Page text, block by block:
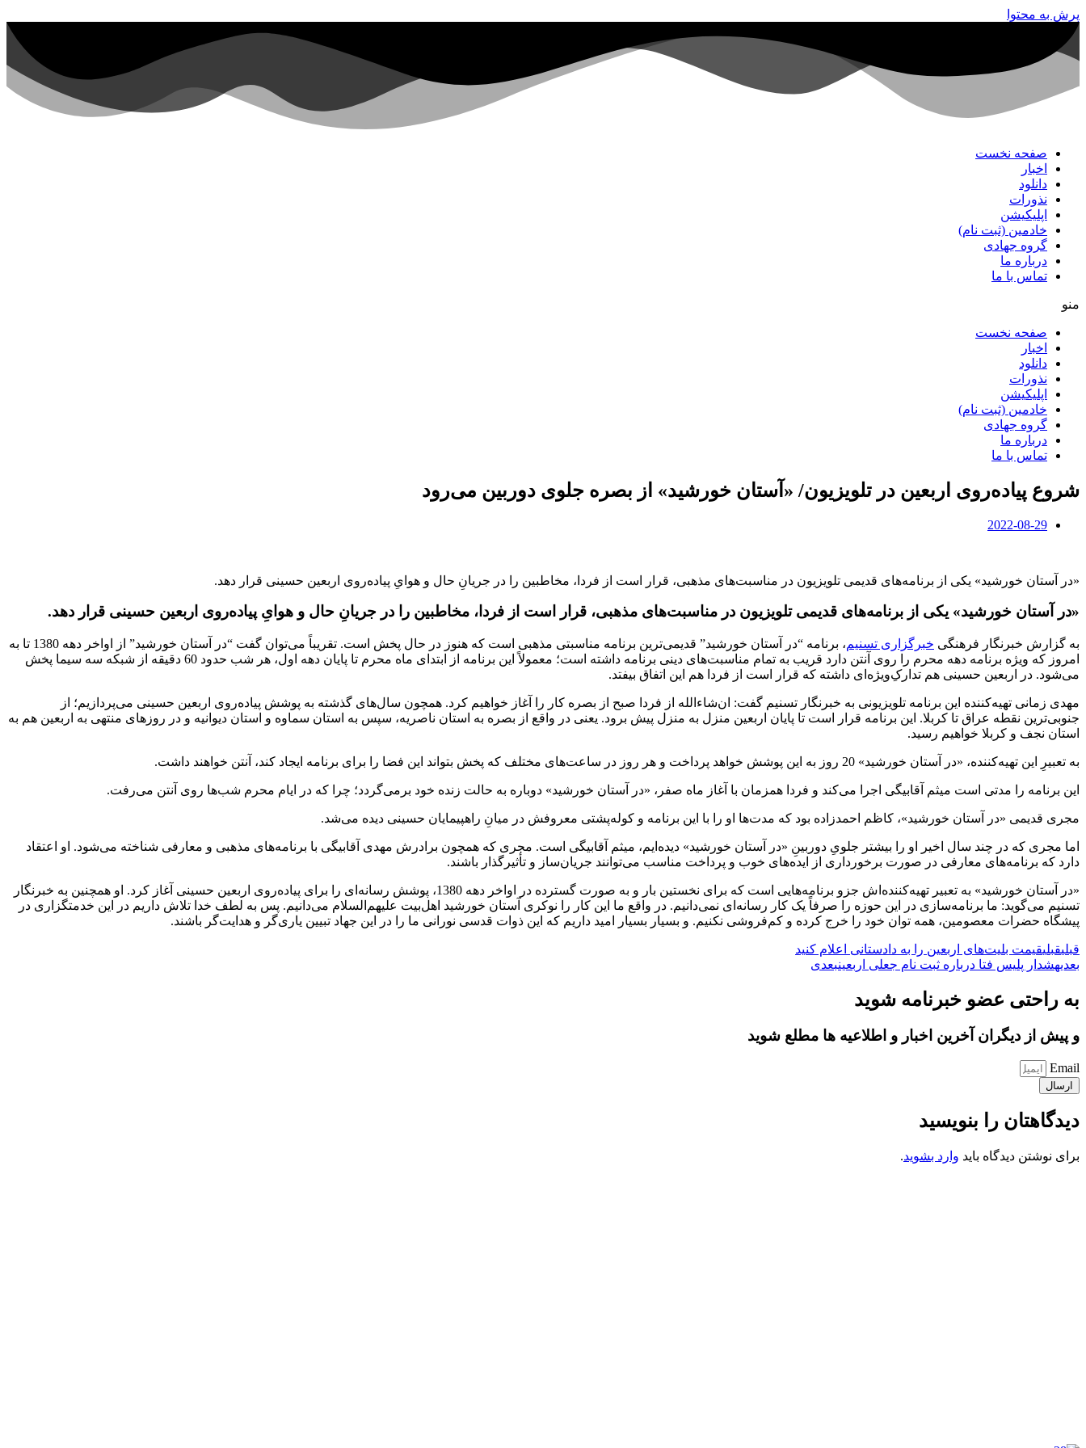
پرش به محتوا
صفحه نخست
اخبار
دانلود
نذورات
اپلیکیشن
خادمین (ثبت نام)
گروه جهادی
درباره ما
تماس با ما
منو
صفحه نخست
اخبار
دانلود
نذورات
اپلیکیشن
خادمین (ثبت نام)
گروه جهادی
درباره ما
تماس با ما
شروع پیاده‌روی اربعین در تلویزیون/ «آستان خورشید» از بصره جلوی دوربین می‌رود
2022-08-29
«در آستان خورشید» یکی از برنامه‌های قدیمی تلویزیون در مناسبت‌های مذهبی، قرار است از فردا، مخاطبین را در جریانِ حال و هوایِ پیاده‌روی اربعین حسینی قرار دهد.
«در آستان خورشید» یکی از برنامه‌های قدیمی تلویزیون در مناسبت‌های مذهبی، قرار است از فردا، مخاطبین را در جریانِ حال و هوایِ پیاده‌روی اربعین حسینی قرار دهد.
به گزارش خبرنگار فرهنگی خبرگزاری تسنیم
، برنامه “در آستان خورشید” قدیمی‌ترین برنامه مناسبتی مذهبی است که هنوز در حال پخش است. تقریباً می‌‌توان گفت “در آستان خورشید” از اواخر دهه 1380 تا به
امروز که ویژه برنامه دهه محرم را روی آنتن دارد قریب به تمام مناسبت‌های دینی برنامه داشته است؛ معمولاً این برنامه از ابتدای ماه محرم تا پایان دهه اول، هر شب حدود 60 دقیقه از شبکه سه سیما پخش
می‌شود. در اربعین حسینی هم تدارکِ‌ویژه‌ای داشته که قرار است از فردا هم این اتفاق بیفتد.
مهدی زمانی تهیه‌کننده این برنامه تلویزیونی به خبرنگار تسنیم گفت: ان‌شاءالله از فردا صبح از بصره کار را آغاز خواهیم کرد. همچون سال‌های گذشته به پوشش پیاده‌روی اربعین حسینی می‌پردازیم؛ از
جنوبی‌ترین نقطه عراق تا کربلا. این برنامه قرار است تا پایان اربعین منزل به منزل پیش برود. یعنی در واقع از بصره به استان ناصریه، سپس به استان سماوه و استان دیوانیه و در روزهای منتهی به اربعین هم به
استان نجف و کربلا خواهیم رسید.
به تعبیرِ این تهیه‌کننده، «در آستان خورشید» 20 روز به این پوشش خواهد پرداخت و هر روز در ساعت‌های مختلف که پخش بتواند این فضا را برای برنامه ایجاد کند، آنتن خواهند داشت.
این برنامه را مدتی است میثم آقابیگی اجرا می‌کند و فردا همزمان با آغاز ماه صفر، «در آستان خورشید» دوباره به حالت زنده خود برمی‌گردد؛ چرا که در ایام محرم شب‌ها روی آنتن می‌رفت.
مجری قدیمی «در آستان خورشید»، کاظم احمدزاده بود که مدت‌ها او را با این برنامه و کوله‌پشتی معروفش در میانِ راهپیمایان حسینی دیده می‌شد.
اما مجری که در چند سال اخیر او را بیشتر جلویِ دوربینِ «در آستان خورشید» دیده‌ایم، میثم آقابیگی است. مجری که همچون برادرش مهدی آقابیگی با برنامه‌های مذهبی و معارفی شناخته می‌شود. او اعتقاد
دارد که برنامه‌های معارفی در صورت برخورداری از ایده‌های خوب و پرداخت مناسب می‌توانند جریان‌ساز و تأثیرگذار باشند.
«در آستان خورشید» به تعبیر تهیه‌کننده‌اش جزو برنامه‌هایی است که برای نخستین بار و به صورت گسترده در اواخر دهه 1380، پوشش رسانه‌ای را برای پیاده‌روی اربعین حسینی آغاز کرد. او همچنین به خبرنگار
تسنیم می‌گوید: ما برنامه‌سازی در این حوزه را صرفاً یک کار رسانه‌ای نمی‌دانیم. در واقع ما این کار را نوکری آستان خورشید اهل‌بیت علیهم‌السلام می‌دانیم. پس به لطف خدا تلاش داریم در این خدمتگزاری در
پیشگاه حضرات معصومین، همه توان خود را خرج کرده و کم‌فروشی نکنیم. و بسیار بسیار امید داریم که این ذوات قدسی نورانی ما را در این جهاد تبیین یاری‌گر و هدایت‌گر باشند.
قبلیقبلیقیمت بلیت‌های اربعین را به دادستانی اعلام کنید
بعدیهشدار پلیس فتا درباره ثبت نام جعلی اربعینبعدی
به راحتی عضو خبرنامه شوید
و پیش از دیگران آخرین اخبار و اطلاعیه ها مطلع شوید
Email
ارسال
دیدگاهتان را بنویسید
برای نوشتن دیدگاه باید وارد بشوید.